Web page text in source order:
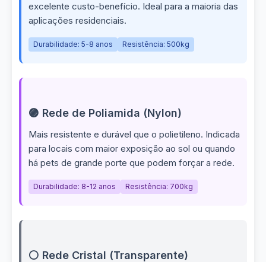
excelente custo-benefício. Ideal para a maioria das
aplicações residenciais.
Durabilidade: 5-8 anos Resistência: 500kg
🟣 Rede de Poliamida (Nylon)
Mais resistente e durável que o polietileno. Indicada
para locais com maior exposição ao sol ou quando
há pets de grande porte que podem forçar a rede.
Durabilidade: 8-12 anos Resistência: 700kg
⚪ Rede Cristal (Transparente)